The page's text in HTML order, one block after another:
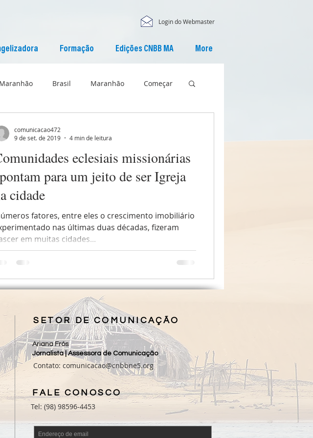
Login do Webmaster
Formação Edições CNBB MA More
Maranhão Brasil Maranhão Começar
eclesiais missionárias
para um jeito de ser Igreja
cidade
fatores, entre eles o crescimento imobiliário
nas últimas duas décadas, fizeram
em muitas cidades...
comunicacao472
9 de set. de 2019
4 min de leitura
SETOR DE COMUNICAÇÃO
Contato: comunicacao@cnbbne5.org
Ariana Frós
Jornalista | Assessora de Comunicação
FALE CONOSCO
Tel: (98) 98596-4453